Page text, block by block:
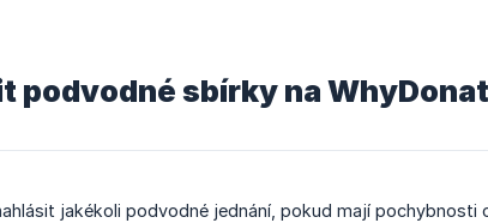
podvodné sbírky na
jakékoli podvodné jednání, pokud mají pochybnosti